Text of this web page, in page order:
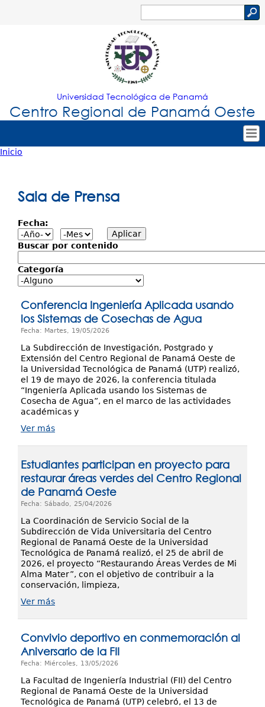
Jump to navigation
de
búsqueda
Universidad Tecnológica de Panamá
Centro Regional de Panamá Oeste
Tropical
Principal
Admisión
Estudiantes
Investigación
Servicios
está
Inicio
Sala de Prensa
Fecha:
Buscar por contenido
Categoría
Conferencia Ingeniería Aplicada usando
los Sistemas de Cosechas de Agua
Fecha: Martes, 19/05/2026
La Subdirección de Investigación, Postgrado y
Extensión del Centro Regional de Panamá Oeste de
la Universidad Tecnológica de Panamá (UTP) realizó,
el 19 de mayo de 2026, la conferencia titulada
“Ingeniería Aplicada usando los Sistemas de
Cosecha de Agua”, en el marco de las actividades
académicas y
Ver más
Estudiantes participan en proyecto para
restaurar áreas verdes del Centro Regional
de Panamá Oeste
Fecha: Sábado, 25/04/2026
La Coordinación de Servicio Social de la
Subdirección de Vida Universitaria del Centro
Regional de Panamá Oeste de la Universidad
Tecnológica de Panamá realizó, el 25 de abril de
2026, el proyecto “Restaurando Áreas Verdes de Mi
Alma Mater”, con el objetivo de contribuir a la
conservación, limpieza,
Ver más
Convivio deportivo en conmemoración al
Aniversario de la FII
Fecha: Miércoles, 13/05/2026
La Facultad de Ingeniería Industrial (FII) del Centro
Regional de Panamá Oeste de la Universidad
Tecnológica de Panamá (UTP) celebró, el 13 de